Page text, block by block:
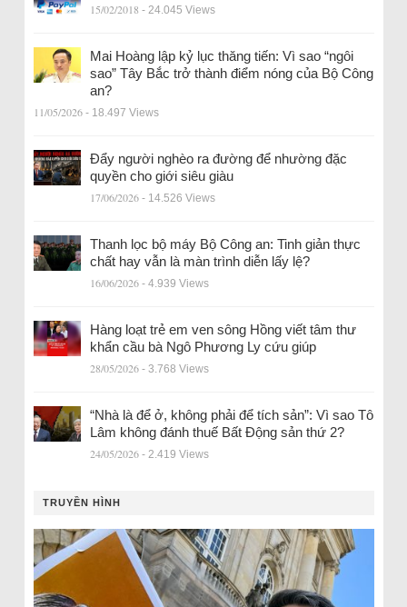
15/02/2018 - 24.045 Views
Mai Hoàng lập kỷ lục thăng tiến: Vì sao “ngôi
sao” Tây Bắc trở thành điểm nóng của Bộ Công
an?
11/05/2026 - 18.497 Views
Đẩy người nghèo ra đường để nhường đặc
quyền cho giới siêu giàu
17/06/2026 - 14.526 Views
Thanh lọc bộ máy Bộ Công an: Tinh giản thực
chất hay vẫn là màn trình diễn lấy lệ?
16/06/2026 - 4.939 Views
Hàng loạt trẻ em ven sông Hồng viết tâm thư
khẩn cầu bà Ngô Phương Ly cứu giúp
28/05/2026 - 3.768 Views
“Nhà là để ở, không phải để tích sản”: Vì sao Tô
Lâm không đánh thuế Bất Động sản thứ 2?
24/05/2026 - 2.419 Views
TRUYỀN HÌNH